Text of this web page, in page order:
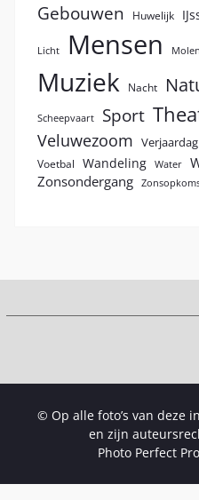
Gebouwen Huwelijk
Licht Mensen Molen
Muziek Nacht
Scheepvaart Sport
Veluwezoom Verjaardag
Voetbal
Wandeling Water
Zonsondergang
© Op alle foto’s van deze
en zijn
Photo Perfect